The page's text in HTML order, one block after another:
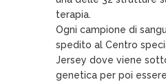
terapia.
Ogni campione di
spedito al Centro
Jersey dove viene
genetica per poi